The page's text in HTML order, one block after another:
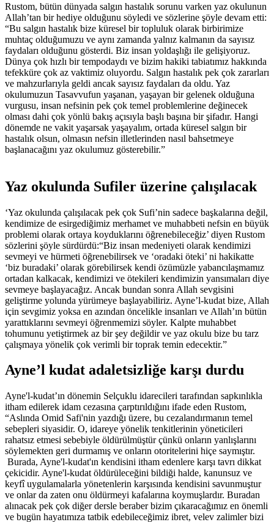
Rustom, bütün dünyada salgın hastalık sorunu varken yaz okulunun
Allah’tan bir hediye olduğunu söyledi ve sözlerine şöyle devam etti:
“Bu salgın hastalık bize küresel bir topluluk olarak birbirimize
muhtaç olduğumuzu ve aynı zamanda yalnız kalmanın da sayısız
faydaları olduğunu gösterdi. Biz insan yoldaşlığı ile gelişiyoruz.
Dünya çok hızlı bir tempodaydı ve bizim hakiki tabiatımız hakkında
tefekküre çok az vaktimiz oluyordu. Salgın hastalık pek çok zararları
ve mahzurlarıyla geldi ancak sayısız faydaları da oldu. Yaz
okulumuzun Tasavvufun yaşanan, yaşayan bir gelenek olduğuna
vurgusu, insan nefsinin pek çok temel problemlerine değinecek
olması dahi çok yönlü bakış açısıyla başlı başına bir şifadır. Hangi
dönemde ne vakit yaşarsak yaşayalım, ortada küresel salgın bir
hastalık olsun, olmasın nefsin illetlerinden nasıl bahsetmeye
başlanacağını yaz okulumuz gösterebilir.”
Yaz okulunda Sufiler üzerine çalışılacak
‘Yaz okulunda çalışılacak pek çok Sufi’nin sadece başkalarına değil,
kendimize de esirgediğimiz merhamet ve muhabbeti nefsin en büyük
problemi olarak ortaya koyduklarını öğrenebileceğiz’ diyen Rustom
sözlerini şöyle sürdürdü:“Biz insan medeniyeti olarak kendimizi
sevmeyi ve hürmeti öğrenebilirsek ve ‘oradaki öteki’ ni hakikatte
‘biz buradaki’ olarak görebilirsek kendi özümüzle yabancılaşmamız
ortadan kalkacak, kendimizi ve ötekileri kendimizin yansımaları diye
sevmeye başlayacağız. Ancak bundan sonra Allah sevgisini
geliştirme yolunda yürümeye başlayabiliriz. Ayne’l-kudat bize, Allah
için sevgimiz yoksa en azından öncelikle insanları ve Allah’ın bütün
yarattıklarını sevmeyi öğrenmemizi söyler. Kalpte muhabbet
tohumunu yetiştirmek az bir şey değildir ve yaz okulu bize bu tarz
çalışmaya yönelik çok verimli bir toprak temin edecektir.”
Ayne’l kudat adaletsizliğe karşı durdu
Ayne'l-kudat’ın dönemin Selçuklu idarecileri tarafından sapkınlıkla
itham edilerek idam cezasına çarptırıldığını ifade eden Rustom,
“Aslında Omid Safi'nin yazdığı üzere, bu cezalandırmanın temel
sebepleri siyasidir. O, idareye yönelik tenkitlerinin yöneticileri
rahatsız etmesi sebebiyle öldürülmüştür çünkü onların yanlışlarını
söylemekten geri durmamış ve onların otoritelerini hiçe saymıştır.
Burada, Ayne'l-kudat'ın kendisini itham edenlere karşı tavrı dikkat
çekicidir. Ayne'l-kudat öldürüleceğini bildiği halde, kanunsuz ve
keyfî uygulamalarla yönetenlerin karşısında kendisini savunmuştur
ve onlar da zaten onu öldürmeyi kafalarına koymuşlardır. Buradan
alınacak pek çok diğer dersle beraber bizim çıkaracağımız en önemli
ve bugün hayatımıza tatbik edebileceğimiz ibret, velev zalimler bizi